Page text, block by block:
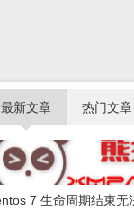
最新文章 热门文章